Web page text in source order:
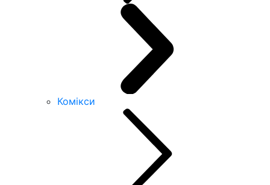
Комікси